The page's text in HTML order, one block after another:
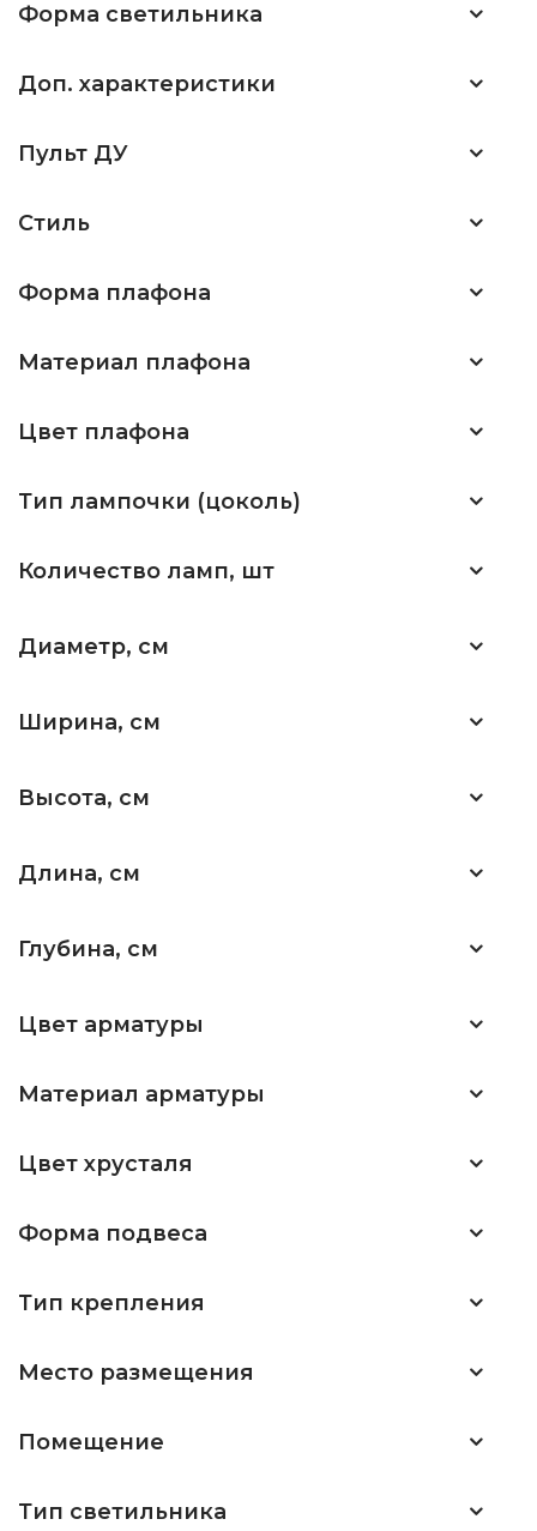
Форма светильника
Доп. характеристики
Пульт ДУ
Стиль
Форма плафона
Материал плафона
Цвет плафона
Тип лампочки (цоколь)
Количество ламп, шт
Диаметр, см
Ширина, см
Высота, см
Длина, см
Глубина, см
Цвет арматуры
Материал арматуры
Цвет хрусталя
Форма подвеса
Тип крепления
Место размещения
Помещение
Тип светильника